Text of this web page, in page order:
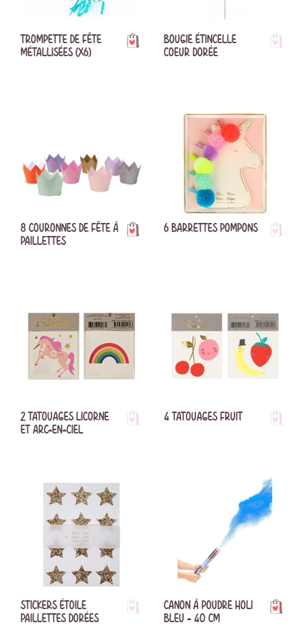
TROMPETTE DE FÊTE
MÉTALLISÉES (X6)
BOUGIE ÉTINCELLE
COEUR DORÉE
8 COURONNES DE FÊTE À
PAILLETTES
6 BARRETTES POMPONS
2 TATOUAGES LICORNE
ET ARC-EN-CIEL
4 TATOUAGES FRUIT
STICKERS ÉTOILE
PAILLETTES DORÉES
CANON À POUDRE HOLI
BLEU - 40 CM